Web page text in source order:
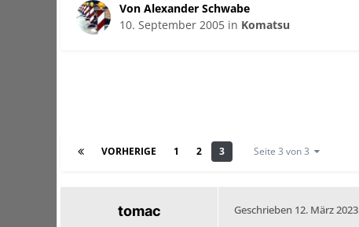
Von Alexander Schwabe
10. September 2005 in Komatsu
VORHERIGE 1 2 3 Seite 3 von 3
tomac Geschrieben 12. März 2023